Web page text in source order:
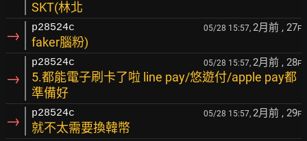
SKT(林北
→ p28524c 05/28 15:57, 2月前 , 27F
faker腦粉)
→
p28524c 05/28 15:57, 2月前 , 28F
5.都能電子刷卡了啦 line pay/悠遊付/apple pay都
準備好
→ p28524c 05/28 15:57, 2月前 , 29F
就不太需要換韓幣